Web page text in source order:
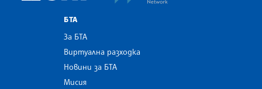
БТА
За БТА
Виртуална разходка
Новини за БТА
Мисия